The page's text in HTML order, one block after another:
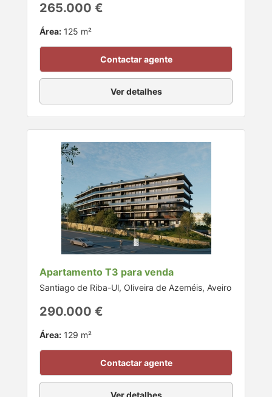
265.000 €
Área: 125 m²
Contactar agente
Ver detalhes
Apartamento T3 para venda
Santiago de Riba-Ul, Oliveira de Azeméis, Aveiro
290.000 €
Área: 129 m²
Contactar agente
Ver detalhes